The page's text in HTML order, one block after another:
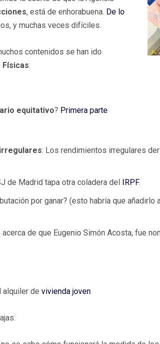
, está de enhorabuena. De lo
y muchas veces difíciles.
contenidos se han ido
Físicas:
equitativo? Primera parte
: Los rendimientos irregulares
de Madrid tapa otra coladera del
IRPF.
por ganar? (esto habría que añadirlo
de que Eugenio Simón Acosta, fue
alquiler de vivienda joven